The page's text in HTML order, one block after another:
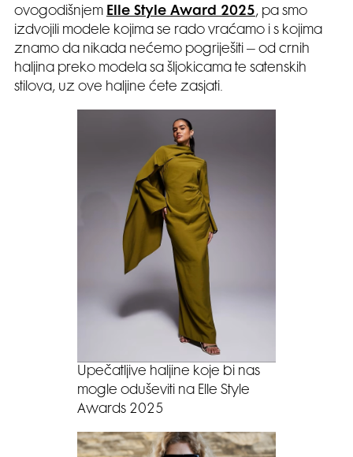
ovogodišnjem Elle Style Award 2025, pa smo
izdvojili modele kojima se rado vraćamo i s kojima
znamo da nikada nećemo pogriješiti – od crnih
haljina preko modela sa šljokicama te satenskih
stilova, uz ove haljine ćete zasjati.
Upečatljive haljine koje bi nas
mogle oduševiti na Elle Style
Awards 2025